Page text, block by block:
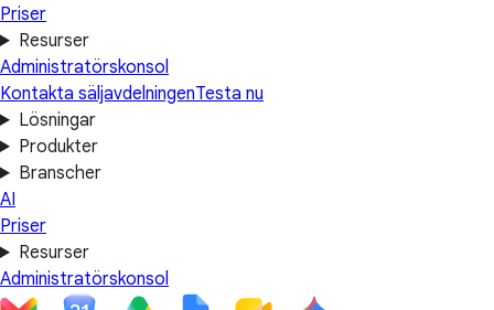
Priser
Resurser
Administratörskonsol
Kontakta säljavdelningenTesta nu
Lösningar
Produkter
Branscher
AI
Priser
Resurser
Administratörskonsol